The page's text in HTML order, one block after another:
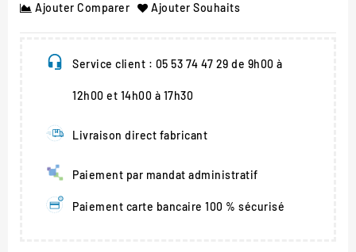
Ajouter Comparer Ajouter Souhaits
Service client : 05 53 74 47 29 de 9h00 à
12h00 et 14h00 à 17h30
Livraison direct fabricant
Paiement par mandat administratif
Paiement carte bancaire 100 % sécurisé